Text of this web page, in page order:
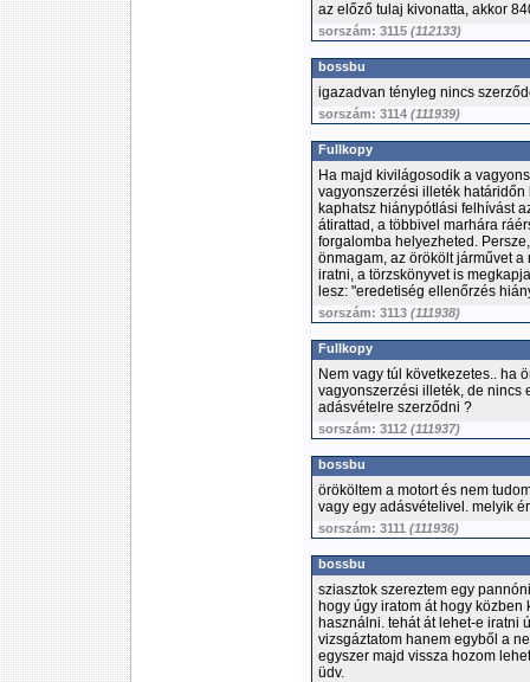
az előző tulaj kivonatta, akkor
sorszám: 3115 (112133)
bossbu
igazadvan tényleg nincs
sorszám: 3114 (111939)
Fullkopy
Ha majd kivilágosodik a
vagyonszerzési illeték
kaphatsz hiánypótlási felhívást
átirattad, a többivel marhára
forgalomba helyezheted.
önmagam, az örökölt járművet
iratni, a törzskönyvet is
lesz: "eredetiség ellenőrzés
sorszám: 3113 (111938)
Fullkopy
Nem vagy túl következetes.. ha
vagyonszerzési illeték, de nincs
adásvételre szerződni ?
sorszám: 3112 (111937)
bossbu
örököltem a motort és nem
vagy egy adásvételivel. melyik
sorszám: 3111 (111936)
bossbu
sziasztok szereztem egy
hogy úgy iratom át hogy
használni. tehát át lehet-e iratni
vizsgáztatom hanem egyből a
egyszer majd vissza hozom
üdv.